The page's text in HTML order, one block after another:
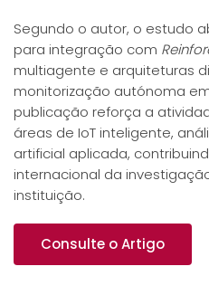
Segundo o autor, o estudo
para integração com
multiagente e arquiteturas
monitorização autónoma
publicação reforça a
áreas de IoT inteligente,
artificial aplicada,
internacional da
instituição.
Consulte o Artigo